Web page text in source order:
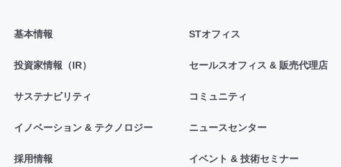
基本情報
投資家情報（IR）
サステナビリティ
イノベーション & テクノロジー
採用情報
STオフィス
セールスオフィス & 販売代理店
コミュニティ
ニュースセンター
イベント & 技術セミナー